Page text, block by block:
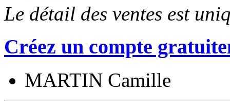
Le détail des ventes est
Créez un compte
MARTIN Camille